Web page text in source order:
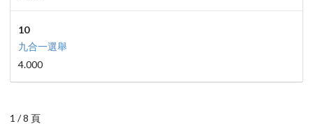
10
九合一選舉
4.000
1 / 8 頁